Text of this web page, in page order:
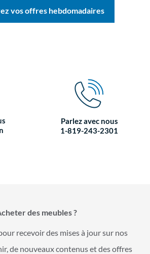
vos offres hebdomadaires
Parlez avec nous
1-819-243-2301
des meubles ?
recevoir des mises à jour sur nos
de nouveaux contenus et des offres